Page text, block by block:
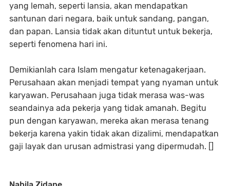
yang lemah, seperti lansia, akan mendapatkan
santunan dari negara, baik untuk sandang, pangan,
dan papan. Lansia tidak akan dituntut untuk bekerja,
seperti fenomena hari ini.
Demikianlah cara Islam mengatur ketenagakerjaan.
Perusahaan akan menjadi tempat yang nyaman untuk
karyawan. Perusahaan juga tidak merasa was-was
seandainya ada pekerja yang tidak amanah. Begitu
pun dengan karyawan, mereka akan merasa tenang
bekerja karena yakin tidak akan dizalimi, mendapatkan
gaji layak dan urusan admistrasi yang dipermudah. []